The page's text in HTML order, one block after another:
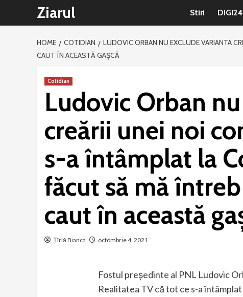
Ziarul Stiri DIGI24
HOME COTIDIAN
LUDOVIC ORBAN NU EXCLUDE VARIANTA
CAUT ÎN ACEASTĂ GAŞCĂ
Cotidian
Ludovic Orban
creării unei noi
s-a întâmplat la
făcut să mă
caut în această
Țîrlă Bianca octombrie 4, 2021
Fostul preşedinte al PNL Ludovic
Realitatea TV că tot ce s-a